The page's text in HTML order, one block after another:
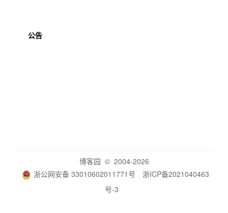
公告
博客园 © 2004-2026
浙公网安备 33010602011771号
浙ICP备2021040463
号-3